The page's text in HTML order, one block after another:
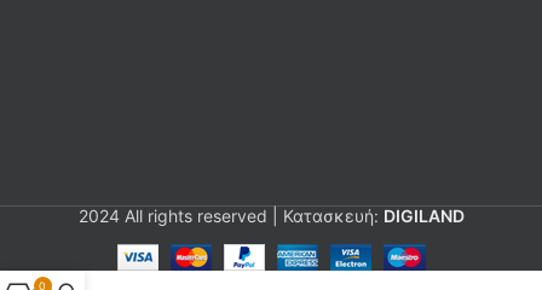
2024 All rights reserved | Κατασκευή: DIGILAND
0